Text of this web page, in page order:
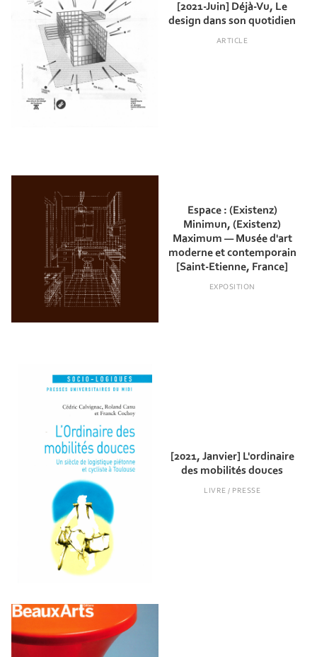
[2021-Juin] Déjà-Vu, Le
design dans son quotidien
ARTICLE
Espace : (Existenz)
Minimun, (Existenz)
Maximum — Musée d'art
moderne et contemporain
[Saint-Etienne, France]
EXPOSITION
[2021, Janvier] L'ordinaire
des mobilités douces
LIVRE / PRESSE